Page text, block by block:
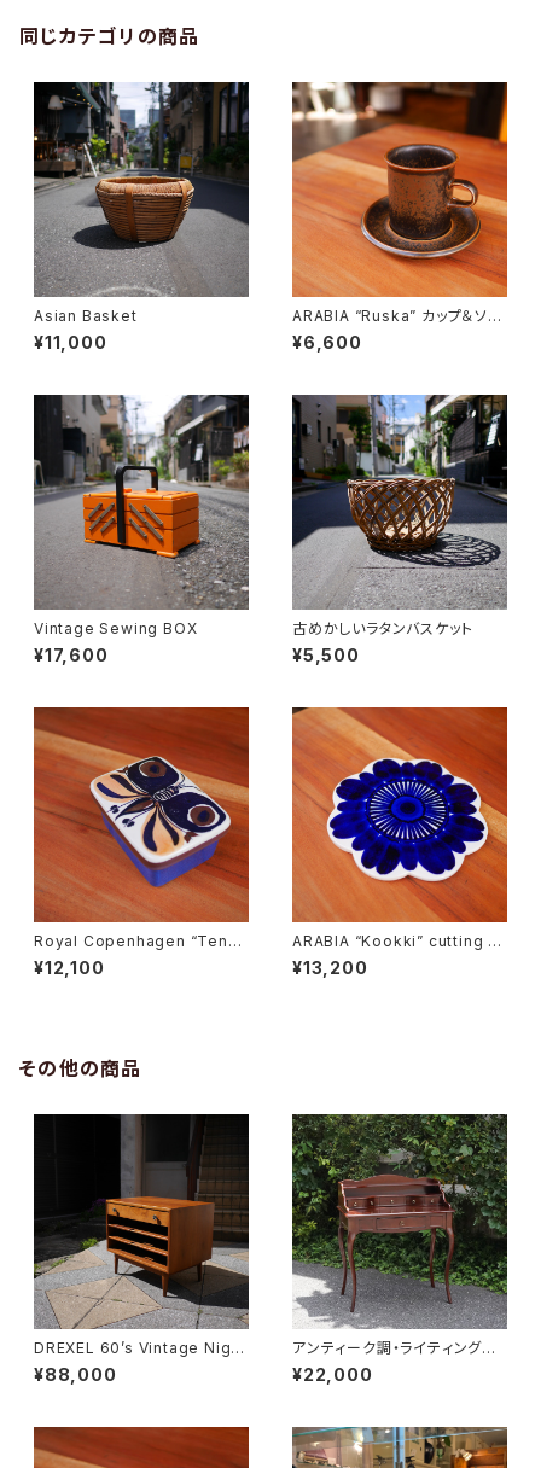
同じカテゴリの商品
Asian Basket
¥11,000
ARABIA “Ruska” カップ＆ソー
サー
¥6,600
Vintage Sewing BOX
¥17,600
古めかしいラタンバスケット
¥5,500
Royal Copenhagen “Tener
a” Butter Case
¥12,100
ARABIA “Kookki” cutting b
oard
¥13,200
その他の商品
DREXEL 60’s Vintage Night
table
¥88,000
アンティーク調・ライティングデ
スク
¥22,000